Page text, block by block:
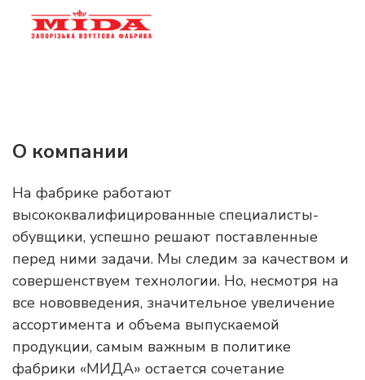
О компании
На фабрике работают
высококвалифицированные специалисты-
обувщики, успешно решают поставленные
перед ними задачи. Мы следим за качеством и
совершенствуем технологии. Но, несмотря на
все нововведения, значительное увеличение
ассортимента и объема выпускаемой
продукции, самым важным в политике
фабрики «МИДА» остается сочетание